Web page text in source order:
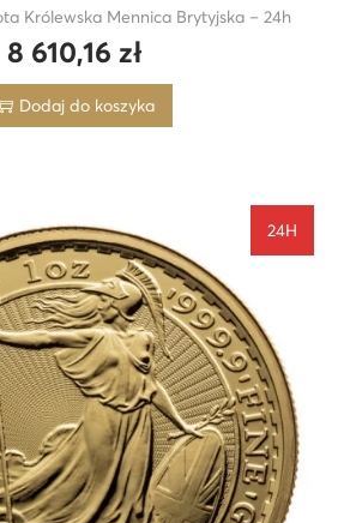
Królewska Mennica Brytyjska – 24h
8 610,16zł
Dodaj do koszyka
24H